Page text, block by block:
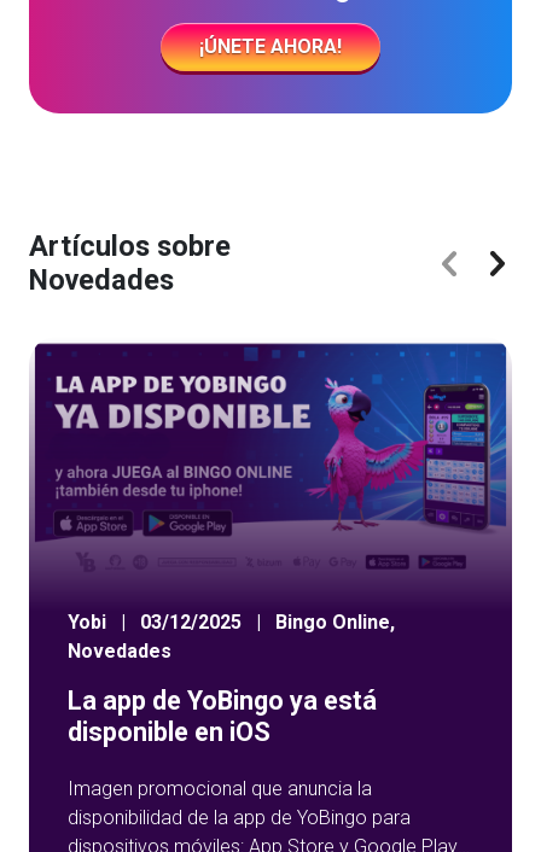
¡ÚNETE AHORA!
Artículos sobre
Novedades
Yobi | 03/12/2025 | Bingo Online,
Novedades
La app de YoBingo ya está
disponible en iOS
Imagen promocional que anuncia la
disponibilidad de la app de YoBingo para
dispositivos móviles: App Store y Google Play